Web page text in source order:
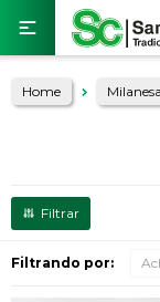

Home
Filtrando por: